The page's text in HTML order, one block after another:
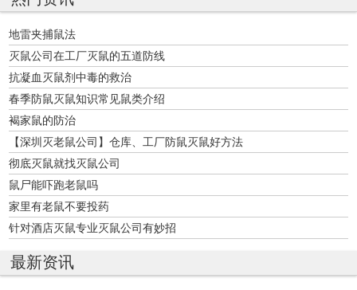
地雷夹捕鼠法
灭鼠公司在工厂灭鼠的五道防线
抗凝血灭鼠剂中毒的救治
春季防鼠灭鼠知识常见鼠类介绍
褐家鼠的防治
【深圳灭老鼠公司】仓库、工厂防鼠灭鼠好方法
彻底灭鼠就找灭鼠公司
鼠尸能吓跑老鼠吗
家里有老鼠不要投药
针对酒店灭鼠专业灭鼠公司有妙招
最新资讯